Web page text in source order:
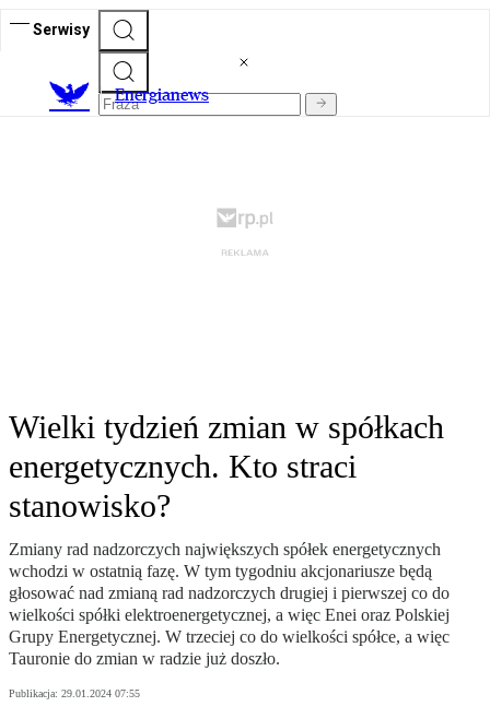
Serwisy
Energianews
Wielki tydzień zmian w spółkach
energetycznych. Kto straci
stanowisko?
Zmiany rad nadzorczych największych spółek energetycznych
wchodzi w ostatnią fazę. W tym tygodniu akcjonariusze będą
głosować nad zmianą rad nadzorczych drugiej i pierwszej co do
wielkości spółki elektroenergetycznej, a więc Enei oraz Polskiej
Grupy Energetycznej. W trzeciej co do wielkości spółce, a więc
Tauronie do zmian w radzie już doszło.
Publikacja: 29.01.2024 07:55